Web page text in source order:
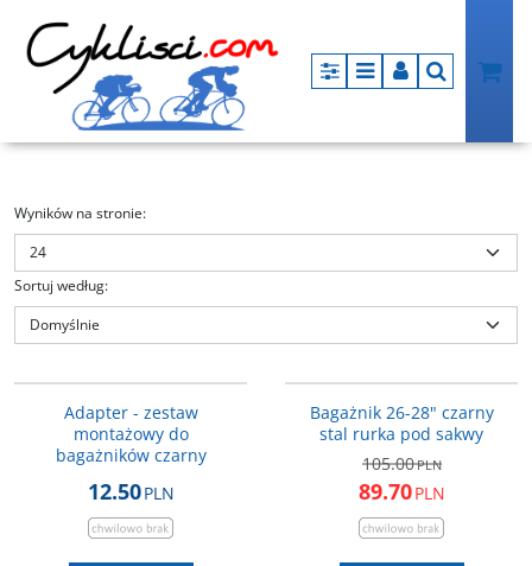
PanelMenuPanelSzukaj
Wyników na stronie:
Sortuj według:
Adapter - zestaw
montażowy do
bagażników czarny
12.50PLN
Bagażnik 26-28" czarny
stal rurka pod sakwy
105.00PLN
89.70PLN